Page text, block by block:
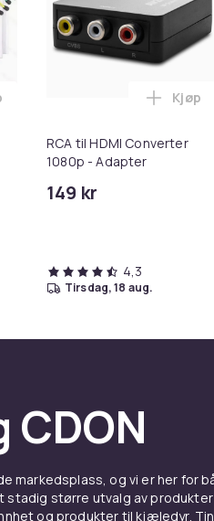
Nettingposer i A4-størrelse -
RCA til HDMI Converter
1080p - Adapter
149 kr
Legg
Kjøp
4,3
tirsdag, 18 aug.
CDON
markedsplass, og vi er her for
stadig større utvalg av
og produkter til kjæledyr.